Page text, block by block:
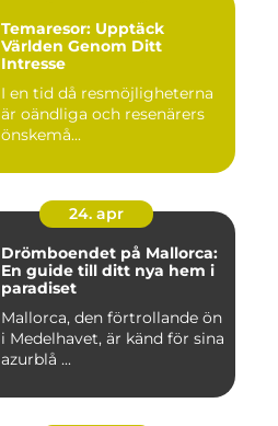
Temaresor: Upptäck
Världen Genom Ditt
Intresse
I en tid då resmöjligheterna
är oändliga och resenärers
önskemå...
24. apr
Drömboendet på Mallorca:
En guide till ditt nya hem i
paradiset
Mallorca, den förtrollande ön
i Medelhavet, är känd för sina
azurblå ...